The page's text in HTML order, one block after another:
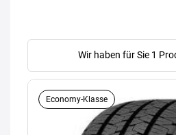
Wir haben für Sie 1
Economy-Klasse